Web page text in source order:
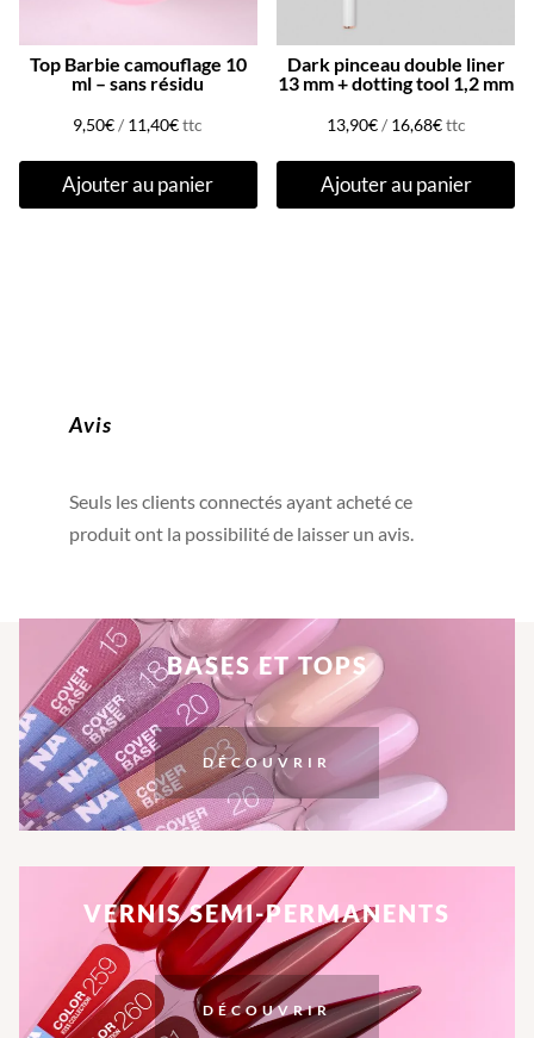
Top Barbie camouflage 10
ml – sans résidu
9,50€/ 11,40€ttc
Ajouter au panier
Dark pinceau double liner
13 mm + dotting tool 1,2 mm
13,90€/ 16,68€ttc
Ajouter au panier
Avis
Seuls les clients connectés ayant acheté ce
produit ont la possibilité de laisser un avis.
BASES ET TOPS
DÉCOUVRIR
VERNIS SEMI-PERMANENTS
DÉCOUVRIR